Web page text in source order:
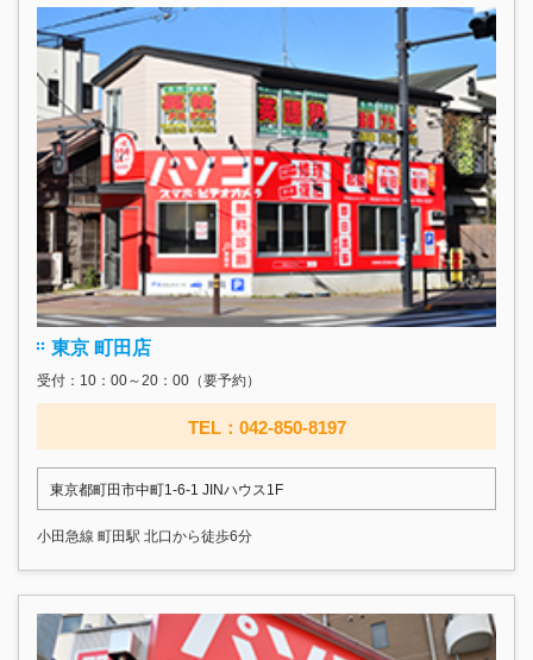
東京 町田店
受付：10：00～20：00（要予約）
TEL：042-850-8197
東京都町田市中町1-6-1 JINハウス1F
小田急線 町田駅 北口から徒歩6分